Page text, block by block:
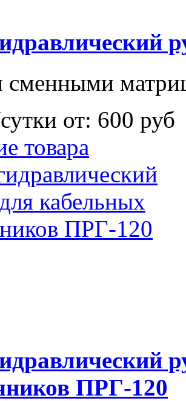
сменными
от: 600 руб
товара
ПРГ-120